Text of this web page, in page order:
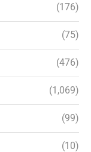
(176)
(75)
(476)
(1,069)
(99)
(10)